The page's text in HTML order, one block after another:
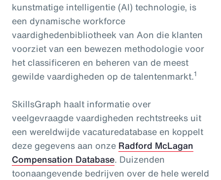
kunstmatige intelligentie (AI) technologie, is
een dynamische workforce
vaardighedenbibliotheek van Aon die klanten
voorziet van een bewezen methodologie voor
het classificeren en beheren van de meest
gewilde vaardigheden op de talentenmarkt.1
SkillsGraph haalt informatie over
veelgevraagde vaardigheden rechtstreeks uit
een wereldwijde vacaturedatabase en koppelt
deze gegevens aan onze Radford McLagan
Compensation Database. Duizenden
toonaangevende bedrijven over de hele wereld